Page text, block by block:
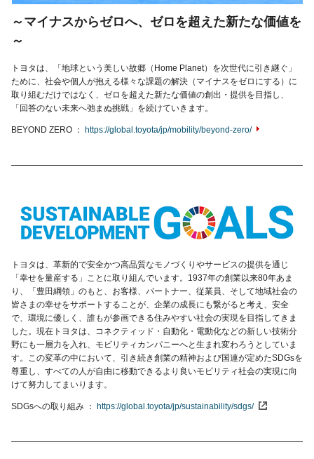
～マイナスからゼロへ、ゼロを超えた新たな価値を
～
トヨタは、「地球という美しい故郷（Home Planet）を次世代に引き継ぐ」
ために、社会や個人が抱える様々な課題の解決（マイナスをゼロにする）に
取り組むだけではなく、ゼロを超えた新たな価値の創出・提供を目指し、
「回答のない未来へ弛まぬ挑戦」を続けていきます。
BEYOND ZERO https://global.toyota/jp/mobility/beyond-zero/
トヨタは、革新的で安全かつ高品質なモノづくりやサービスの提供を通じ
「幸せを量産する」ことに取り組んでいます。1937年の創業以来80年あま
り、「豊田綱領」のもと、お客様、パートナー、従業員、そして地域社会の
皆さまの幸せをサポートすることが、企業の成長にも繋がると考え、安全
で、環境に優しく、誰もが参画できる住みやすい社会の実現を目指してきま
した。現在トヨタは、コネクティッド・自動化・電動化などの新しい技術分
野にも一層力を入れ、モビリティカンパニーへと生まれ変わろうとしていま
す。この変革の中において、引き続き創業の精神および国連が定めたSDGsを
尊重し、すべての人が自由に移動できるより良いモビリティ社会の実現に向
けて努力してまいります。
SDGsへの取り組み https://global.toyota/jp/sustainability/sdgs/